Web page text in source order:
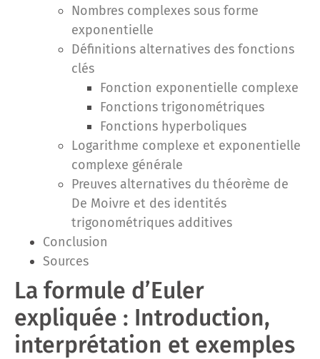
Nombres complexes sous forme
exponentielle
Définitions alternatives des fonctions
clés
Fonction exponentielle complexe
Fonctions trigonométriques
Fonctions hyperboliques
Logarithme complexe et exponentielle
complexe générale
Preuves alternatives du théorème de
De Moivre et des identités
trigonométriques additives
Conclusion
Sources
La formule d’Euler
expliquée : Introduction,
interprétation et exemples